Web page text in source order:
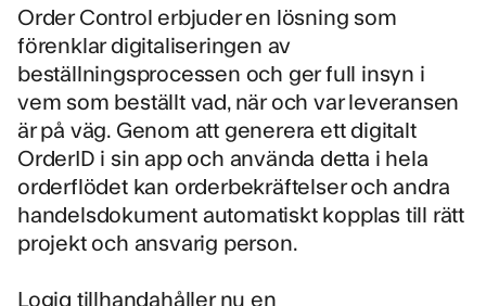
Order Control erbjuder en lösning som
förenklar digitaliseringen av
beställningsprocessen och ger full insyn i
vem som beställt vad, när och var leveransen
är på väg. Genom att generera ett digitalt
OrderID i sin app och använda detta i hela
orderflödet kan orderbekräftelser och andra
handelsdokument automatiskt kopplas till rätt
projekt och ansvarig person.
Logiq tillhandahåller nu en